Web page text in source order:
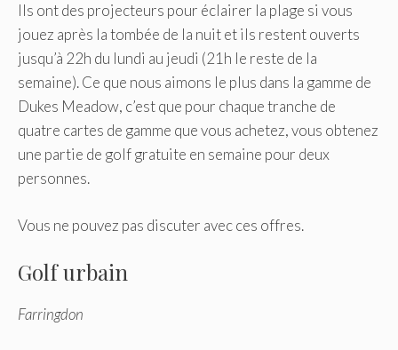
Ils ont des projecteurs pour éclairer la plage si vous
jouez après la tombée de la nuit et ils restent ouverts
jusqu’à 22h du lundi au jeudi (21h le reste de la
semaine). Ce que nous aimons le plus dans la gamme de
Dukes Meadow, c’est que pour chaque tranche de
quatre cartes de gamme que vous achetez, vous obtenez
une partie de golf gratuite en semaine pour deux
personnes.
Vous ne pouvez pas discuter avec ces offres.
Golf urbain
Farringdon